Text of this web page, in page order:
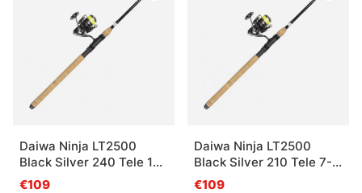
Daiwa Ninja LT2500
Black Silver 240 Tele 10-
40G/0.19YL
€109
Daiwa Ninja LT2500
Black Silver 210 Tele 7-
28G/0.19YL
€109